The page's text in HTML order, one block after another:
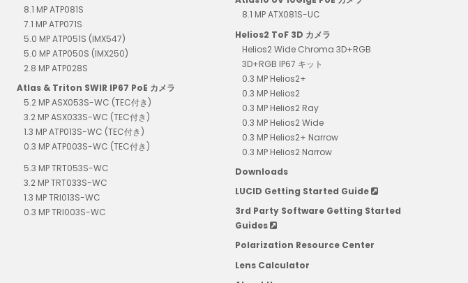
8.1 MP ATP081S
7.1 MP ATP071S
5.0 MP ATP051S (IMX547)
5.0 MP ATP050S (IMX250)
2.8 MP ATP028S
Atlas & Triton SWIR IP67 PoE カメラ
5.2 MP ASX053S-WC (TEC付き)
3.2 MP ASX033S-WC (TEC付き)
1.3 MP ATP013S-WC (TEC付き)
0.3 MP ATP003S-WC (TEC付き)
5.3 MP TRT053S-WC
3.2 MP TRT033S-WC
1.3 MP TRI013S-WC
0.3 MP TRI003S-WC
8.1 MP ATX081S-UC
Helios2 ToF 3D カメラ
Helios2 Wide Chroma 3D+RGB
3D+RGB IP67 キット
0.3 MP Helios2+
0.3 MP Helios2
0.3 MP Helios2 Ray
0.3 MP Helios2 Wide
0.3 MP Helios2+ Narrow
0.3 MP Helios2 Narrow
Downloads
LUCID Getting Started Guide
3rd Party Software Getting Started
Guides
Polarization Resource Center
Lens Calculator